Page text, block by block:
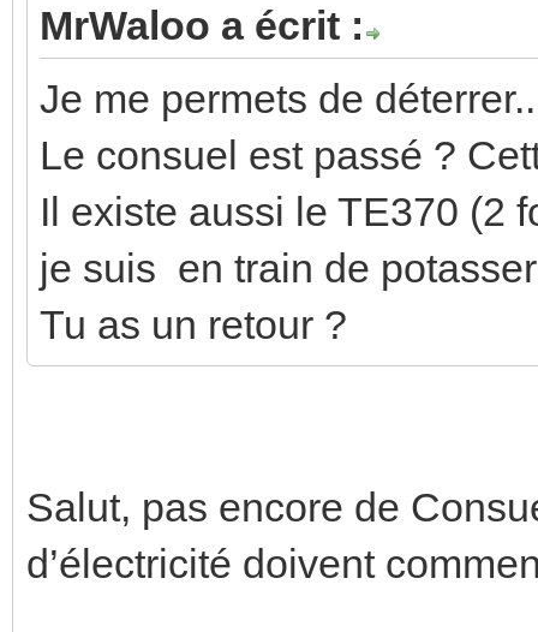
MrWaloo a écrit :
Je me permets de
Le consuel est passé ?
Il existe aussi le TE370 (2
je suis en train de
Tu as un retour ?
Salut, pas encore de
d’électricité doivent